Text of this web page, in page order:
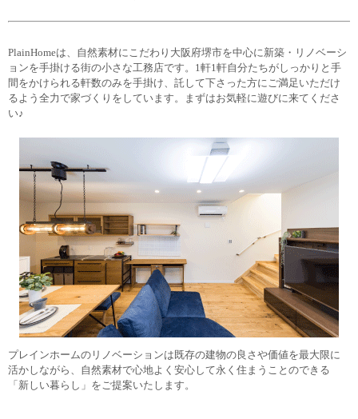
PlainHomeは、自然素材にこだわり大阪府堺市を中心に新築・リノベーシ
ョンを手掛ける街の小さな工務店です。1軒1軒自分たちがしっかりと手
間をかけられる軒数のみを手掛け、託して下さった方にご満足いただけ
るよう全力で家づくりをしています。まずはお気軽に遊びに来てくださ
い♪
プレインホームのリノベーションは既存の建物の良さや価値を最大限に
活かしながら、自然素材で心地よく安心して永く住まうことのできる
「新しい暮らし」をご提案いたします。